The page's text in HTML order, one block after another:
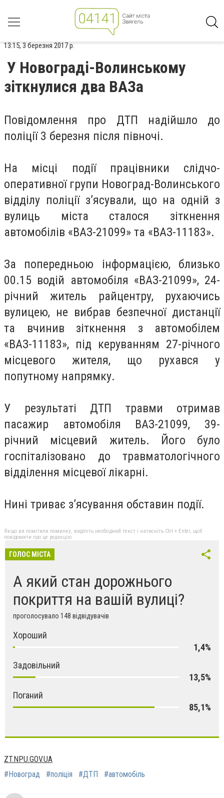
13:15, 3 березня 2017 р.
У Новограді-Волинському
зіткнулися два ВАЗа
Повідомлення про ДТП надійшло до
поліції 3 березня після півночі.
На місці події працівники слідчо-
оперативної групи Новоград-Волинського
відділу поліції з’ясували, що на одній з
вулиць міста сталося зіткнення
автомобілів «ВАЗ-21099» та «ВАЗ-11183».
За попередньою інформацією, близько
00.15 водій автомобіля «ВАЗ-21099», 24-
річний житель райцентру, рухаючись
вулицею, не вибрав безпечної дистанції
та вчинив зіткнення з автомобілем
«ВАЗ-11183», під керуванням 27-річного
місцевого жителя, що рухався у
попутному напрямку.
У результаті ДТП травми отримав
пасажир автомобіля ВАЗ-21099, 39-
річний місцевий житель. Його було
госпіталізовано до травматологічного
відділення місцевої лікарні.
Нині триває з’ясування обставин події.
Якщо ви помітили помилку, виділіть необхідний текст і натисніть Ctrl + Enter, щоб
повідомити про це редакцію
ГОЛОС МІСТА
А який стан дорожнього
покриття на вашій вулиці?
проголосувало 148 відвідувачів
Хороший
1,4%
Задовільний
13,5%
Поганий
85,1%
ZT.NPU.GOV.UA
#Новоград
#поліція #ДТП #автомобіль